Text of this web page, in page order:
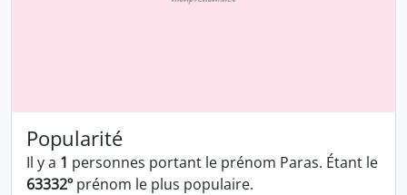
Popularité
Il y a 1 personnes portant le prénom Paras. Étant le
63332º prénom le plus populaire.